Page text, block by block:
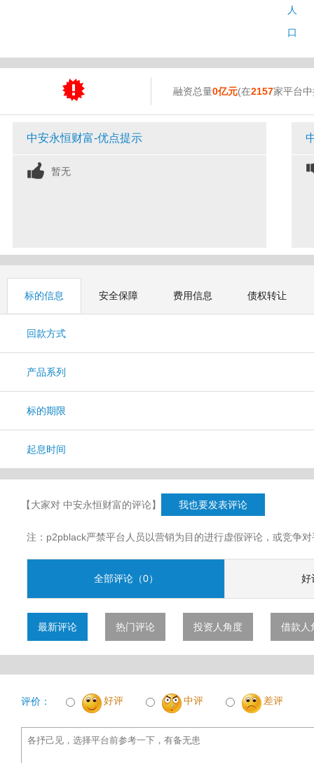
人
口
融资总量0亿元(在2157家平台
中安永恒财富-优点提示
暂无
标的信息 安全保障 费用信息 债权转让
回款方式
产品系列
标的期限
起息时间
【大家对 中安永恒财富的评论】 我也要发表评论
注：p2pblack严禁平台人员以营销为目的进行虚假评论，或竞争
全部评论（0） 好
最新评论 热门评论 投资人角度 借款人
评价： 好评 中评 差评